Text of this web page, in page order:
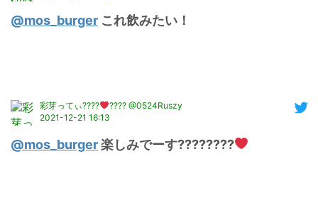
@mos_burger これ飲みたい！
彩芽ってぃ????
???? @0524Ruszy
2021-12-21 16:13
@mos_burger 楽しみでーす????????